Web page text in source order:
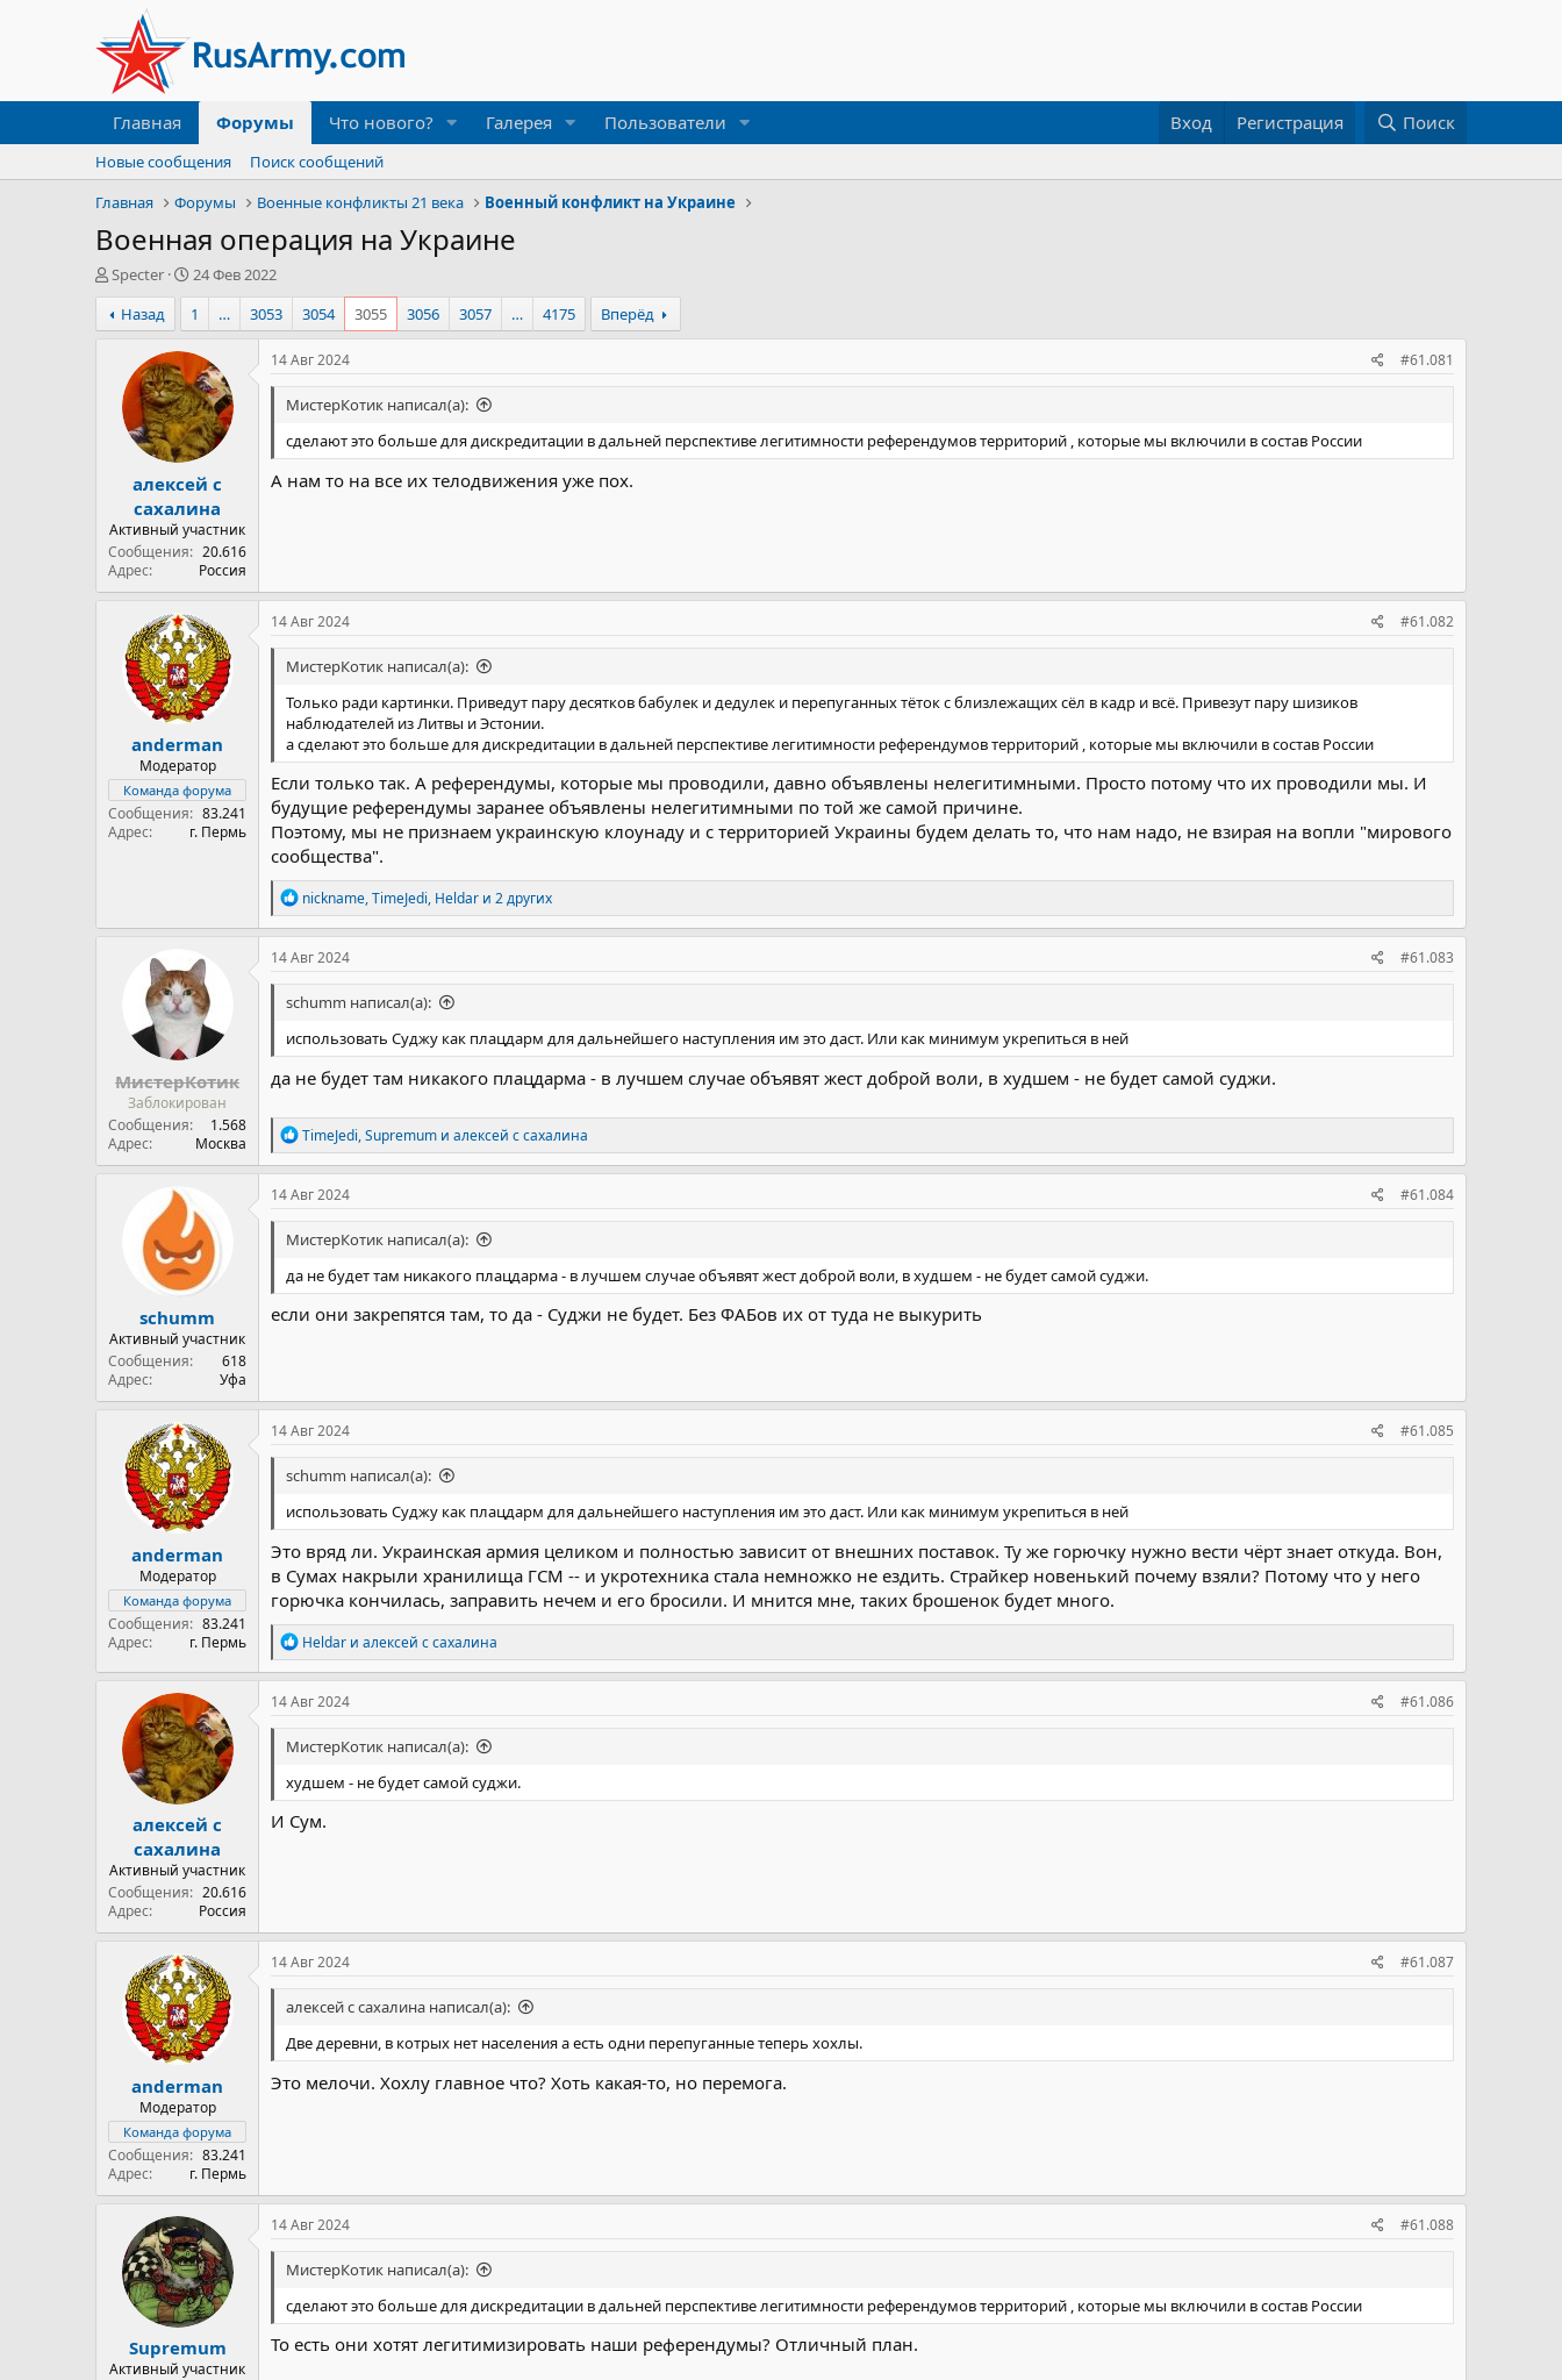
Главная Форумы Что нового? Галерея Пользователи Вход Регистрация Поиск
Новые сообщения
Поиск сообщений
Главная
Форумы Военные конфликты 21 века Военный конфликт на Украине
Военная операция на Украине
А
в
т
о
Specter
Д
а
т
а
н
а
ч
а
л
а
24 Фев 2022
Назад
1 … 3053 3054 3055 3056 3057 … 4175 Вперёд
алексей с
сахалина
Активный участник
Сообщения
20.616
Адрес
Россия
14 Авг 2024 #61.081
МистерКотик написал(а):
сделают это больше для дискредитации в дальней перспективе легитимности референдумов территорий , которые мы включили в состав России
А нам то на все их телодвижения уже пох.
anderman
Модератор
Команда форума
Сообщения
83.241
Адрес
г. Пермь
14 Авг 2024 #61.082
МистерКотик написал(а):
Только ради картинки. Приведут пару десятков бабулек и дедулек и перепуганных тёток с близлежащих сёл в кадр и всё. Привезут пару шизиков
наблюдателей из Литвы и Эстонии.
а сделают это больше для дискредитации в дальней перспективе легитимности референдумов территорий , которые мы включили в состав России
Если только так. А референдумы, которые мы проводили, давно объявлены нелегитимными. Просто потому что их проводили мы. И
будущие референдумы заранее объявлены нелегитимными по той же самой причине.
Поэтому, мы не признаем украинскую клоунаду и с территорией Украины будем делать то, что нам надо, не взирая на вопли "мирового
сообщества".
Р
е
а
к
и
nickname,TimeJedi, Heldar и 2 других
МистерКотик
Заблокирован
Сообщения
1.568
Адрес
Москва
14 Авг 2024 #61.083
schumm написал(а):
использовать Суджу как плацдарм для дальнейшего наступления им это даст. Или как минимум укрепиться в ней
да не будет там никакого плацдарма - в лучшем случае объявят жест доброй воли, в худшем - не будет самой суджи.
Р
е
а
к
и
TimeJedi,Supremum и алексей с сахалина
schumm
Активный участник
Сообщения
618
Адрес
Уфа
14 Авг 2024 #61.084
МистерКотик написал(а):
да не будет там никакого плацдарма - в лучшем случае объявят жест доброй воли, в худшем - не будет самой суджи.
если они закрепятся там, то да - Суджи не будет. Без ФАБов их от туда не выкурить
anderman
Модератор
Команда форума
Сообщения
83.241
Адрес
г. Пермь
14 Авг 2024 #61.085
schumm написал(а):
использовать Суджу как плацдарм для дальнейшего наступления им это даст. Или как минимум укрепиться в ней
Это вряд ли. Украинская армия целиком и полностью зависит от внешних поставок. Ту же горючку нужно вести чёрт знает откуда. Вон,
в Сумах накрыли хранилища ГСМ -- и укротехника стала немножко не ездить. Страйкер новенький почему взяли? Потому что у него
горючка кончилась, заправить нечем и его бросили. И мнится мне, таких брошенок будет много.
Р
е
а
к
и
Heldar и алексей с сахалина
алексей с
сахалина
Активный участник
Сообщения
20.616
Адрес
Россия
14 Авг 2024 #61.086
МистерКотик написал(а):
худшем - не будет самой суджи.
И Сум.
anderman
Модератор
Команда форума
Сообщения
83.241
Адрес
г. Пермь
14 Авг 2024 #61.087
алексей с сахалина написал(а):
Две деревни, в котрых нет населения а есть одни перепуганные теперь хохлы.
Это мелочи. Хохлу главное что? Хоть какая-то, но перемога.
Supremum
Активный участник
14 Авг 2024 #61.088
МистерКотик написал(а):
сделают это больше для дискредитации в дальней перспективе легитимности референдумов территорий , которые мы включили в состав России
То есть они хотят легитимизировать наши референдумы? Отличный план.